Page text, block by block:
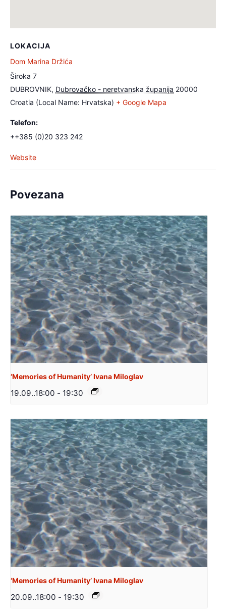
LOKACIJA
Dom Marina Držića
Široka 7
DUBROVNIK, Dubrovačko - neretvanska županija 20000
Croatia (Local Name: Hrvatska) + Google Mapa
Telefon:
++385 (0)20 323 242
Website
Povezana
‘Memories of Humanity’ Ivana Miloglav
19.09..18:00 - 19:30
‘Memories of Humanity’ Ivana Miloglav
20.09..18:00 - 19:30